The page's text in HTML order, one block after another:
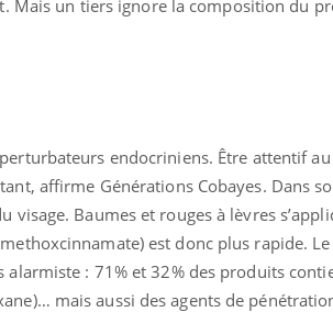
Mais un tiers ignore la composition du
endocriniens. Être attentif
affirme Générations Cobayes. Dans
visage. Baumes et rouges à lèvres
est donc plus rapide.
: 71% et 32% des produits
mais aussi des agents de
enceintes